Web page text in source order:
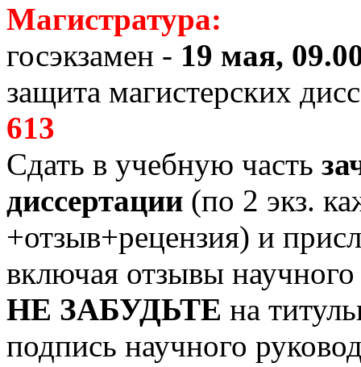
Магистратура:
госэкзамен - 19 мая,
защита магистерских
613
Сдать в учебную часть
диссертации (по 2 экз.
+отзыв+рецензия) и
включая отзывы научного
НЕ ЗАБУДЬТЕ на
подпись научного